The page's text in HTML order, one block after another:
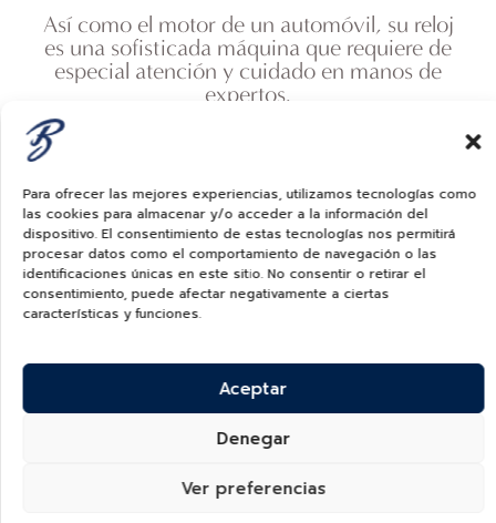
Para ofrecer las mejores experiencias, utilizamos tecnologías como
las cookies para almacenar y/o acceder a la información del
dispositivo. El consentimiento de estas tecnologías nos permitirá
procesar datos como el comportamiento de navegación o las
identificaciones únicas en este sitio. No consentir o retirar el
consentimiento, puede afectar negativamente a ciertas
características y funciones.
Aceptar
Denegar
Ver preferencias
Así como el motor de un automóvil, su reloj
es una sofisticada máquina que requiere de
especial atención y cuidado en manos de
expertos.